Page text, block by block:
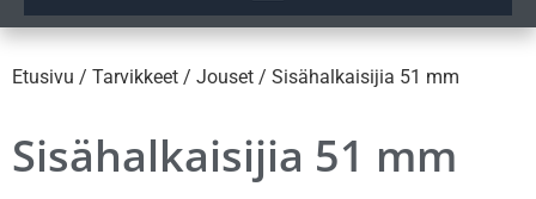
Etusivu / Tarvikkeet / Jouset / Sisähalkaisijia 51 mm
Sisähalkaisijia 51 mm